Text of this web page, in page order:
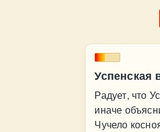
Радует, что
иначе
Чучело